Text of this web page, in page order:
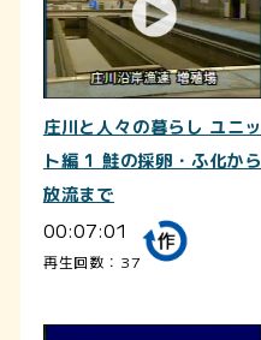
庄川と人々の暮らし ユニッ
ト編 1 鮭の採卵・ふ化から
放流まで
00:07:01
再生回数：37